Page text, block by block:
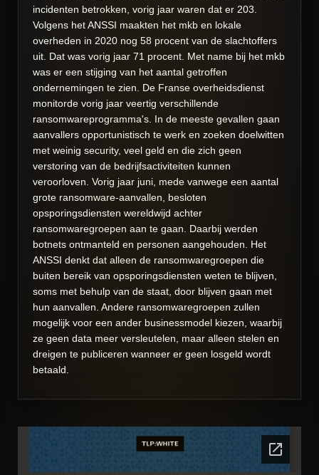
incidenten betrokken, vorig jaar waren dat er 203.
Volgens het ANSSI maakten het mkb en lokale
overheden in 2020 nog 58 procent van de slachtoffers
uit. Dat was vorig jaar 71 procent. Met name bij het mkb
was er een stijging van het aantal getroffen
ondernemingen te zien. De Franse overheidsdienst
monitorde vorig jaar veertig verschillende
ransomwareprogramma's. In de meeste gevallen gaan
aanvallers opportunistisch te werk en zoeken doelwitten
met weinig security, veel geld en die zich geen
verstoring van de bedrijfsactiviteiten kunnen
veroorloven. Vorig jaar juni, mede vanwege een aantal
grote ransomware-aanvallen, besloten
opsporingsdiensten wereldwijd achter
ransomwaregroepen aan te gaan. Daarbij werden
botnets ontmanteld en personen aangehouden. Het
ANSSI denkt dat alleen de ransomwaregroepen die
buiten bereik van opsporingsdiensten weten te blijven,
soms met behulp van de staat, door blijven gaan met
hun aanvallen. Andere ransomwaregroepen zullen
mogelijk voor een ander businessmodel kiezen, waarbij
ze geen data meer versleutelen, maar alleen stelen en
dreigen te publiceren wanneer er geen losgeld wordt
betaald.